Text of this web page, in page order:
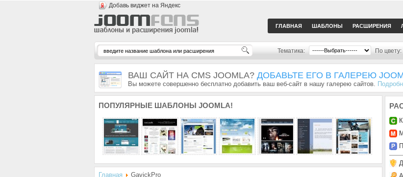
Добавь виджет на Яндекс
ГЛАВНАЯ ШАБЛОНЫ РАСШИРЕНИЯ
Тематика: По цвету:
ВАШ САЙТ НА CMS JOOMLA? ДОБАВЬТЕ ЕГО В ГАЛЕРЕЮ
Вы можете совершенно бесплатно добавить ваш веб-сайт в нашу галерею сайтов.
ПОПУЛЯРНЫЕ ШАБЛОНЫ JOOMLA!
Главная GavickPro